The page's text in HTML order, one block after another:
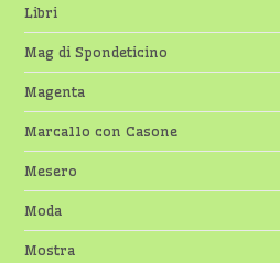
Libri
Mag di Spondeticino
Magenta
Marcallo con Casone
Mesero
Moda
Mostra